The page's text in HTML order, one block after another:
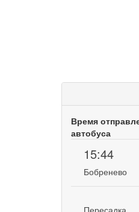
Время
автобуса
15:44
Бобренево